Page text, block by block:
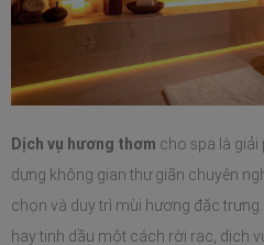
Dịch vụ hương thơm cho spa là giải
dựng không gian thư giãn chuyên
chọn và duy trì mùi hương đặc
hay tinh dầu một cách rời rạc, dịch